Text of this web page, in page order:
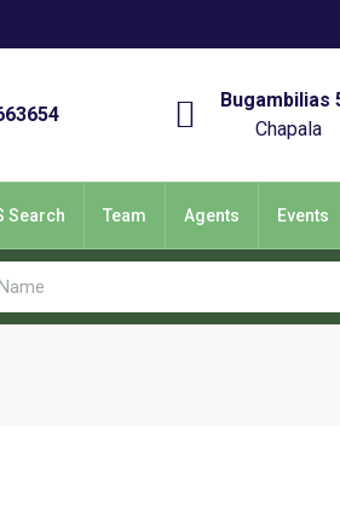
Bugambilias
Chapala
Search Team Agents Events